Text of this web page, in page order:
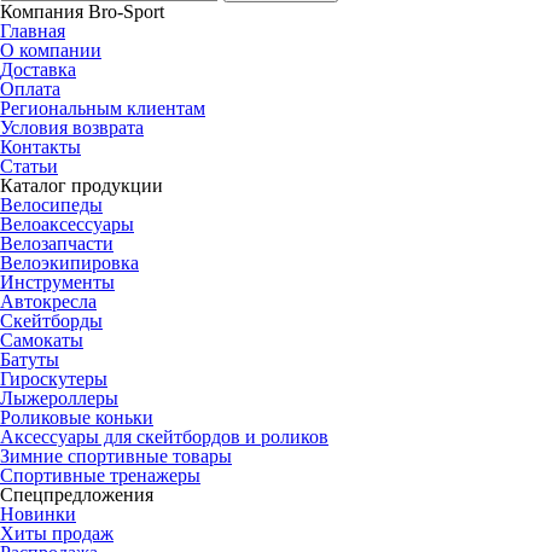
Компания Bro-Sport
Главная
О компании
Доставка
Оплата
Региональным клиентам
Условия возврата
Контакты
Статьи
Каталог продукции
Велосипеды
Велоаксессуары
Велозапчасти
Велоэкипировка
Инструменты
Автокресла
Скейтборды
Самокаты
Батуты
Гироскутеры
Лыжероллеры
Роликовые коньки
Аксессуары для скейтбордов и роликов
Зимние спортивные товары
Спортивные тренажеры
Спецпредложения
Новинки
Хиты продаж